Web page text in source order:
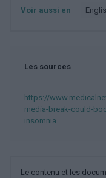
Voir aussi en
Les sources
https://
media-break-could-
insomnia
Le contenu et les